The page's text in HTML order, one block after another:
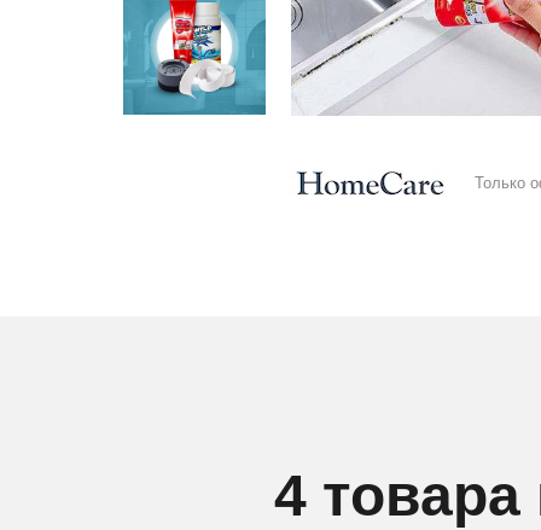
Только
4